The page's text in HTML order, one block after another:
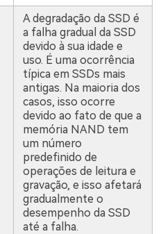
A degradação da SSD é
a falha gradual da SSD
devido à sua idade e
uso. É uma ocorrência
típica em SSDs mais
antigas. Na maioria dos
casos, isso ocorre
devido ao fato de que a
memória NAND tem
um número
predefinido de
operações de leitura e
gravação, e isso afetará
gradualmente o
desempenho da SSD
até a falha.